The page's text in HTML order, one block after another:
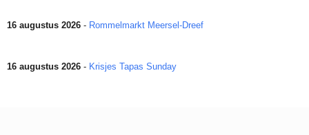
16 augustus 2026 - Rommelmarkt Meersel-Dreef
16 augustus 2026 - Krisjes Tapas Sunday